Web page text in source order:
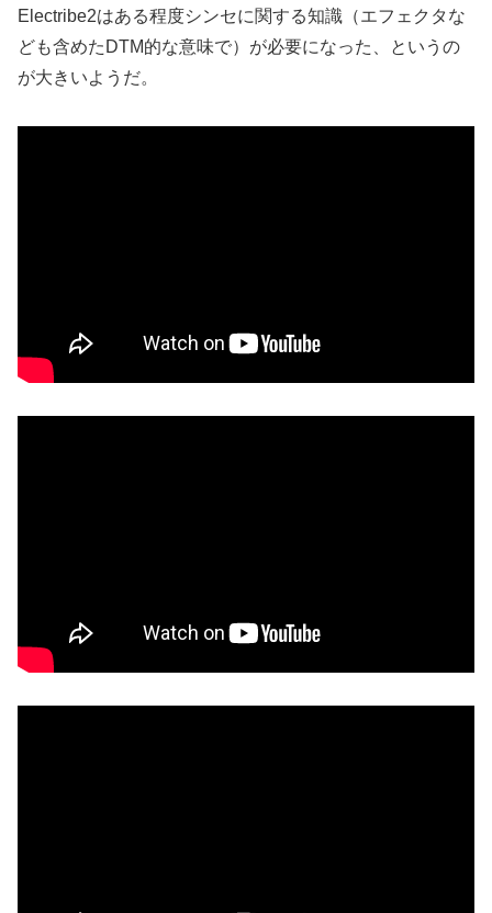
Electribe2はある程度シンセに関する知識（エフェクタな
ども含めたDTM的な意味で）が必要になった、というの
が大きいようだ。